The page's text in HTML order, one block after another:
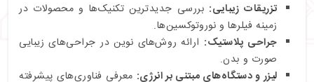
تزریقات زیبایی: بررسی جدیدترین تکنیک‌ها و محصولات در
زمینه فیلرها و نوروتوکسین‌ها.
جراحی پلاستیک: ارائه روش‌های نوین در جراحی‌های زیبایی
صورت و بدن.
لیزر و دستگاه‌های مبتنی بر انرژی: معرفی فناوری‌های پیشرفته